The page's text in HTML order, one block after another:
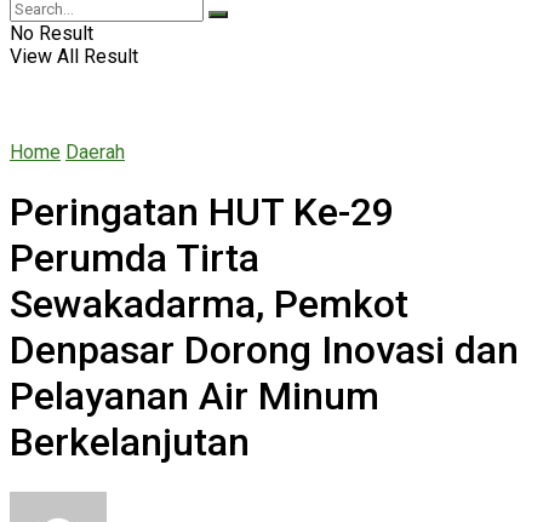
No Result
View All Result
Home Daerah
Peringatan HUT Ke-29
Perumda Tirta
Sewakadarma, Pemkot
Denpasar Dorong Inovasi dan
Pelayanan Air Minum
Berkelanjutan